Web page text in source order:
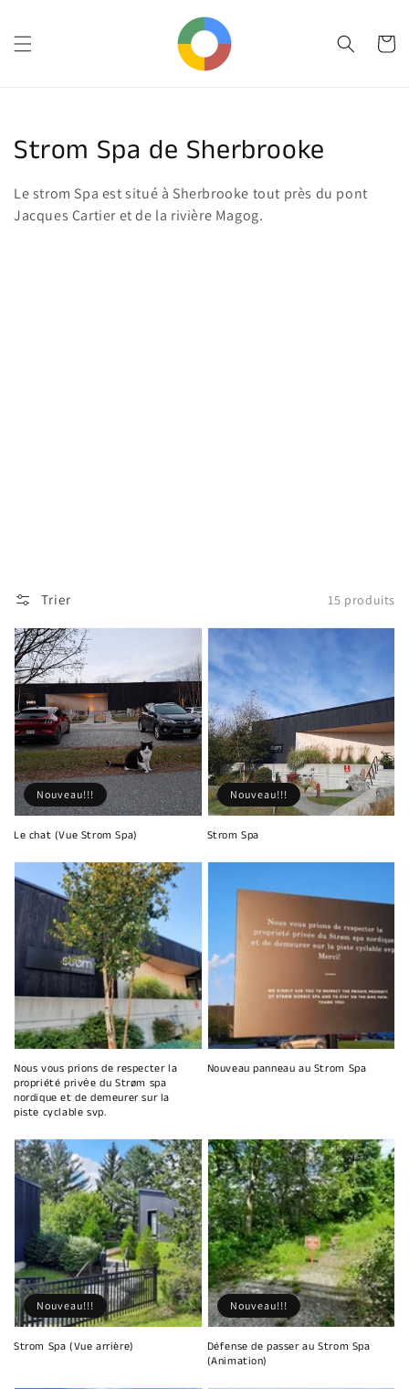
au
contenu
Panier
Collection:
Strom Spa de Sherbrooke
Le strom Spa est situé à Sherbrooke tout près du pont
Jacques Cartier et de la rivière Magog.
Trier 15 produits
Le chat (Vue Strom Spa)
Nouveau!!!
Strom Spa
Nouveau!!!
Nous vous prions de respecter la
propriété privėe du Strøm spa
nordique et de demeurer sur la
piste cyclable svp.
Nouveau panneau au Strom Spa
Strom Spa (Vue arrière)
Nouveau!!!
Défense de passer au Strom Spa
(Animation)
Nouveau!!!